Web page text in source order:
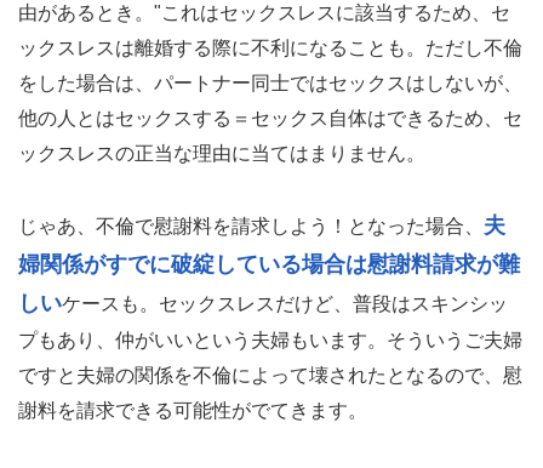
由があるとき。"これはセックスレスに該当するため、セ
ックスレスは離婚する際に不利になることも。ただし不倫
をした場合は、パートナー同士ではセックスはしないが、
他の人とはセックスする＝セックス自体はできるため、セ
ックスレスの正当な理由に当てはまりません。
じゃあ、不倫で慰謝料を請求しよう！となった場合、 夫
婦関係がすでに破綻している場合は慰謝料請求が難
しいケースも。セックスレスだけど、普段はスキンシッ
プもあり、仲がいいという夫婦もいます。そういうご夫婦
ですと夫婦の関係を不倫によって壊されたとなるので、慰
謝料を請求できる可能性がでてきます。